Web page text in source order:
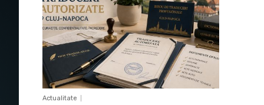
Actualitate